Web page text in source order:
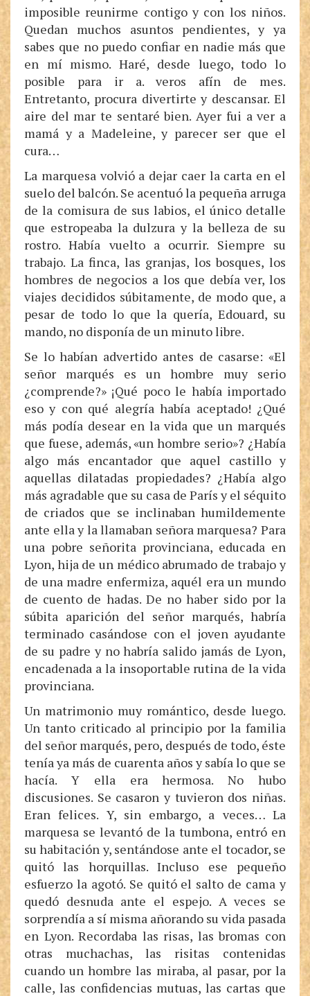
imposible reunirme contigo y con los niños.
Quedan muchos asuntos pendientes, y ya
sabes que no puedo confiar en nadie más que
en mí mismo. Haré, desde luego, todo lo
posible para ir a. veros afín de mes.
Entretanto, procura divertirte y descansar. El
aire del mar te sentaré bien. Ayer fui a ver a
mamá y a Madeleine, y parecer ser que el
cura…
La marquesa volvió a dejar caer la carta en el
suelo del balcón. Se acentuó la pequeña arruga
de la comisura de sus labios, el único detalle
que estropeaba la dulzura y la belleza de su
rostro. Había vuelto a ocurrir. Siempre su
trabajo. La finca, las granjas, los bosques, los
hombres de negocios a los que debía ver, los
viajes decididos súbitamente, de modo que, a
pesar de todo lo que la quería, Edouard, su
mando, no disponía de un minuto libre.
Se lo habían advertido antes de casarse: «El
señor marqués es un hombre muy serio
¿comprende?» ¡Qué poco le había importado
eso y con qué alegría había aceptado! ¿Qué
más podía desear en la vida que un marqués
que fuese, además, «un hombre serio»? ¿Había
algo más encantador que aquel castillo y
aquellas dilatadas propiedades? ¿Había algo
más agradable que su casa de París y el séquito
de criados que se inclinaban humildemente
ante ella y la llamaban señora marquesa? Para
una pobre señorita provinciana, educada en
Lyon, hija de un médico abrumado de trabajo y
de una madre enfermiza, aquél era un mundo
de cuento de hadas. De no haber sido por la
súbita aparición del señor marqués, habría
terminado casándose con el joven ayudante
de su padre y no habría salido jamás de Lyon,
encadenada a la insoportable rutina de la vida
provinciana.
Un matrimonio muy romántico, desde luego.
Un tanto criticado al principio por la familia
del señor marqués, pero, después de todo, éste
tenía ya más de cuarenta años y sabía lo que se
hacía. Y ella era hermosa. No hubo
discusiones. Se casaron y tuvieron dos niñas.
Eran felices. Y, sin embargo, a veces… La
marquesa se levantó de la tumbona, entró en
su habitación y, sentándose ante el tocador, se
quitó las horquillas. Incluso ese pequeño
esfuerzo la agotó. Se quitó el salto de cama y
quedó desnuda ante el espejo. A veces se
sorprendía a sí misma añorando su vida pasada
en Lyon. Recordaba las risas, las bromas con
otras muchachas, las risitas contenidas
cuando un hombre las miraba, al pasar, por la
calle, las confidencias mutuas, las cartas que